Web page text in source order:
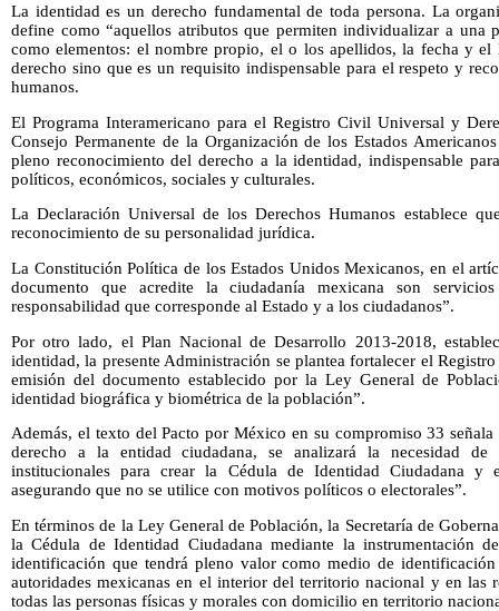
La identidad es un derecho fundamental de toda persona. La
define como “aquellos atributos que permiten individualizar a una
como elementos: el nombre propio, el o los apellidos, la fecha y
derecho sino que es un requisito indispensable para el respeto y
humanos.
El Programa Interamericano para el Registro Civil Universal y
Consejo Permanente de la Organización de los Estados
pleno reconocimiento del derecho a la identidad, indispensable
políticos, económicos, sociales y culturales.
La Declaración Universal de los Derechos Humanos establece
reconocimiento de su personalidad jurídica.
La Constitución Política de los Estados Unidos Mexicanos, en el
documento que acredite la ciudadanía mexicana son
responsabilidad que corresponde al Estado y a los ciudadanos”.
Por otro lado, el Plan Nacional de Desarrollo 2013-2018,
identidad, la presente Administración se plantea fortalecer el
emisión del documento establecido por la Ley General de
identidad biográfica y biométrica de la población”.
Además, el texto del Pacto por México en su compromiso 33
derecho a la entidad ciudadana, se analizará la necesidad de
institucionales para crear la Cédula de Identidad Ciudadana y
asegurando que no se utilice con motivos políticos o electorales”.
En términos de la Ley General de Población, la Secretaría de
la Cédula de Identidad Ciudadana mediante la instrumentación
identificación que tendrá pleno valor como medio de
autoridades mexicanas en el interior del territorio nacional y en las
todas las personas físicas y morales con domicilio en territorio